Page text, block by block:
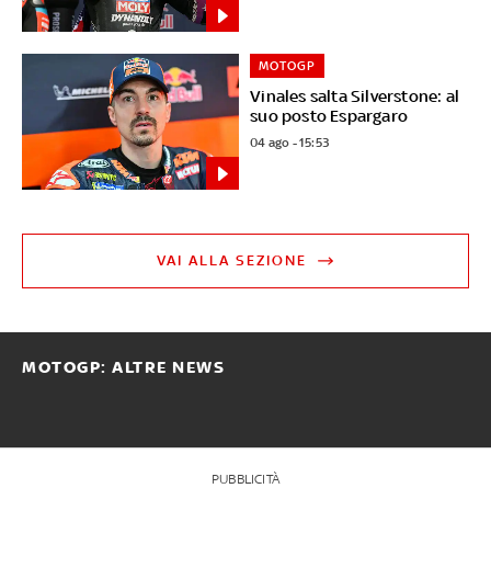
Vinales salta Silverstone: al
suo posto Espargaro
MOTOGP
04 ago - 15:53
VAI ALLA SEZIONE
MOTOGP: ALTRE NEWS
PUBBLICITÀ